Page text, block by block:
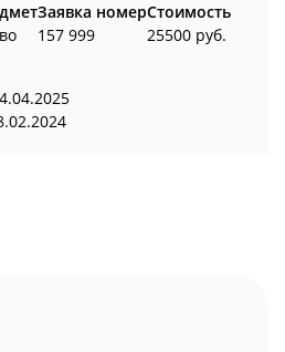
Заявка номер
157 999
Стоимость
25500 руб.